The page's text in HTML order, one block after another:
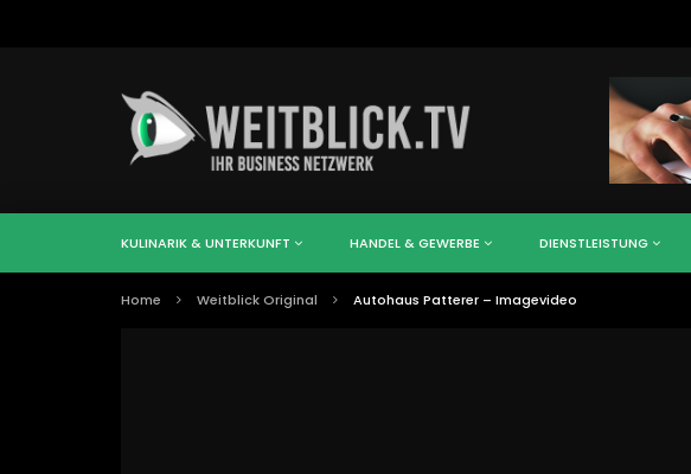
KULINARIK & UNTERKUNFT HANDEL & GEWERBE DIENSTLEISTUNG
Home Weitblick Original Autohaus Patterer – Imagevideo